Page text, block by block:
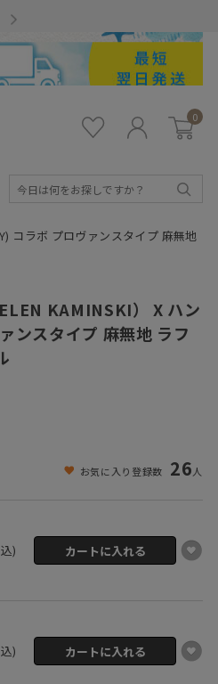
イ
ン
0
コラボ プロヴァンスタイプ 麻無地
KAMINSKI） X ハン
ンスタイプ 麻無地 ラフ
お気に入り登録数 26人
)
)